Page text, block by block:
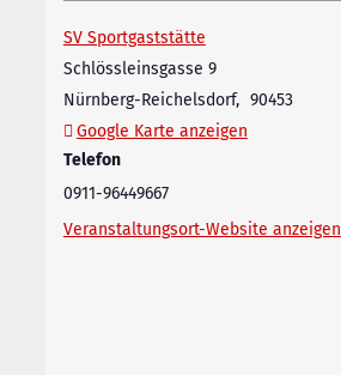
SV Sportgaststätte
Schlössleinsgasse 9
Nürnberg-Reichelsdorf, 90453
Google Karte anzeigen
Telefon
0911-96449667
Veranstaltungsort-Website anzeigen